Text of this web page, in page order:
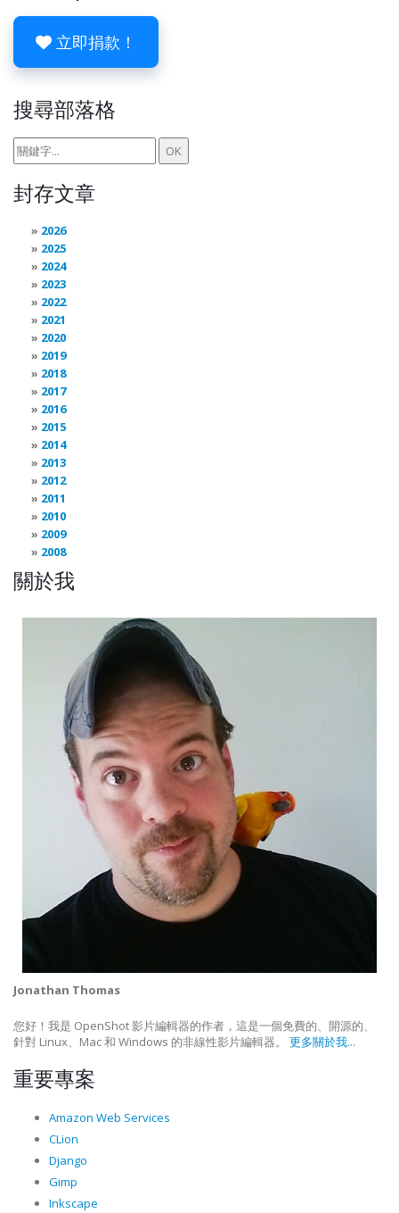
立即捐款！
搜尋部落格
封存文章
2026
2025
2024
2023
2022
2021
2020
2019
2018
2017
2016
2015
2014
2013
2012
2011
2010
2009
2008
關於我
Jonathan Thomas
您好！我是 OpenShot 影片編輯器的作者，這是一個免費的、開源的、
針對 Linux、Mac 和 Windows 的非線性影片編輯器。 更多關於我...
重要專案
Amazon Web Services
CLion
Django
Gimp
Inkscape